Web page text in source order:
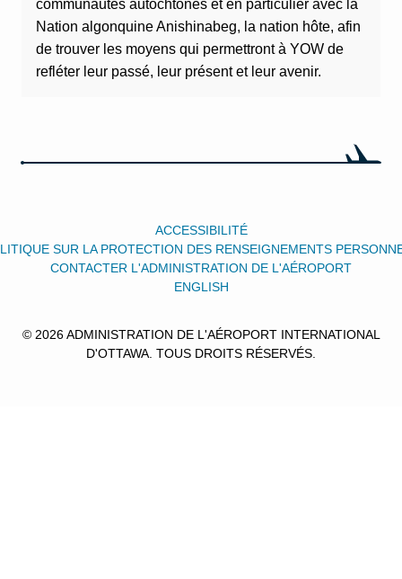
communautés autochtones et en particulier avec la
Nation algonquine Anishinabeg, la nation hôte, afin
de trouver les moyens qui permettront à YOW de
refléter leur passé, leur présent et leur avenir.
ACCESSIBILITÉ
SUR LA PROTECTION DES RENSEIGNEMENTS
CONTACTER L'ADMINISTRATION DE L'AÉROPORT
ENGLISH
© 2026 ADMINISTRATION DE L'AÉROPORT INTERNATIONAL
D'OTTAWA. TOUS DROITS RÉSERVÉS.